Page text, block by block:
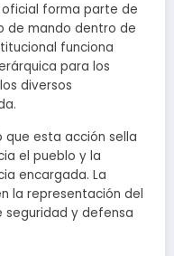
forma parte de
de mando dentro de
funciona
para los
diversos
que esta acción sella
el pueblo y la
encargada. La
la representación del
seguridad y defensa